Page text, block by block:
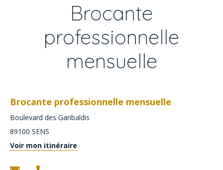
Brocante
professionnelle
mensuelle
Brocante professionnelle mensuelle
Boulevard des Garibaldis
89100 SENS
Voir mon itinéraire